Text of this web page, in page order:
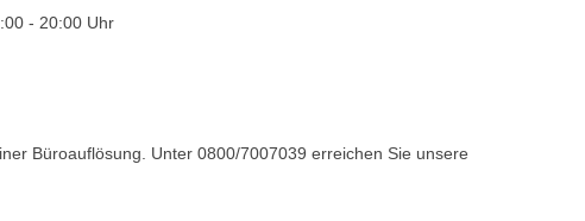
- 20:00 Uhr
Büroauflösung. Unter 0800/7007039 erreichen Sie unsere